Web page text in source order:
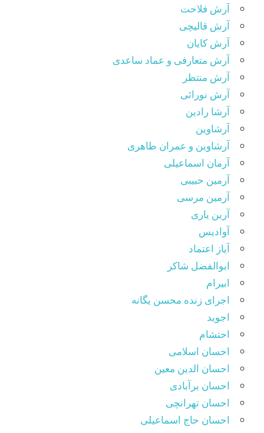
آرش فلاحت
آرش قالیچی
آرش کایان
آرش متعارفی و عماد ساعدی
آرش منتظر
آرش نورائی
آرشا رادین
آرشاوین
آرشاوین و عمران طاهری
آرمان اسماعیلی
آرمین حبیبی
آرمین مرسی
آرین یاری
آوادیس
آیاز اعتماد
ابوالفضل شاکر
ابیرام
اجرای زنده محسن یگانه
اجوید
احتشام
احسان اسلامی
احسان الدین معین
احسان برآبادی
احسان تهرانچی
احسان حاج اسماعیلی